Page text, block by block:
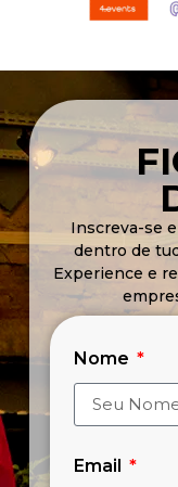
Inscreva-se
dentro de
Experience e
Nome
Email